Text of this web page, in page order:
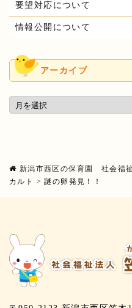
要望対応について
情報公開について
アーカイブ
新潟市西区の保育園 社会福
カルト
>謎の卵発見！！